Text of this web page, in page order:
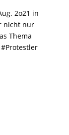
2o21 in
nicht nur
Thema